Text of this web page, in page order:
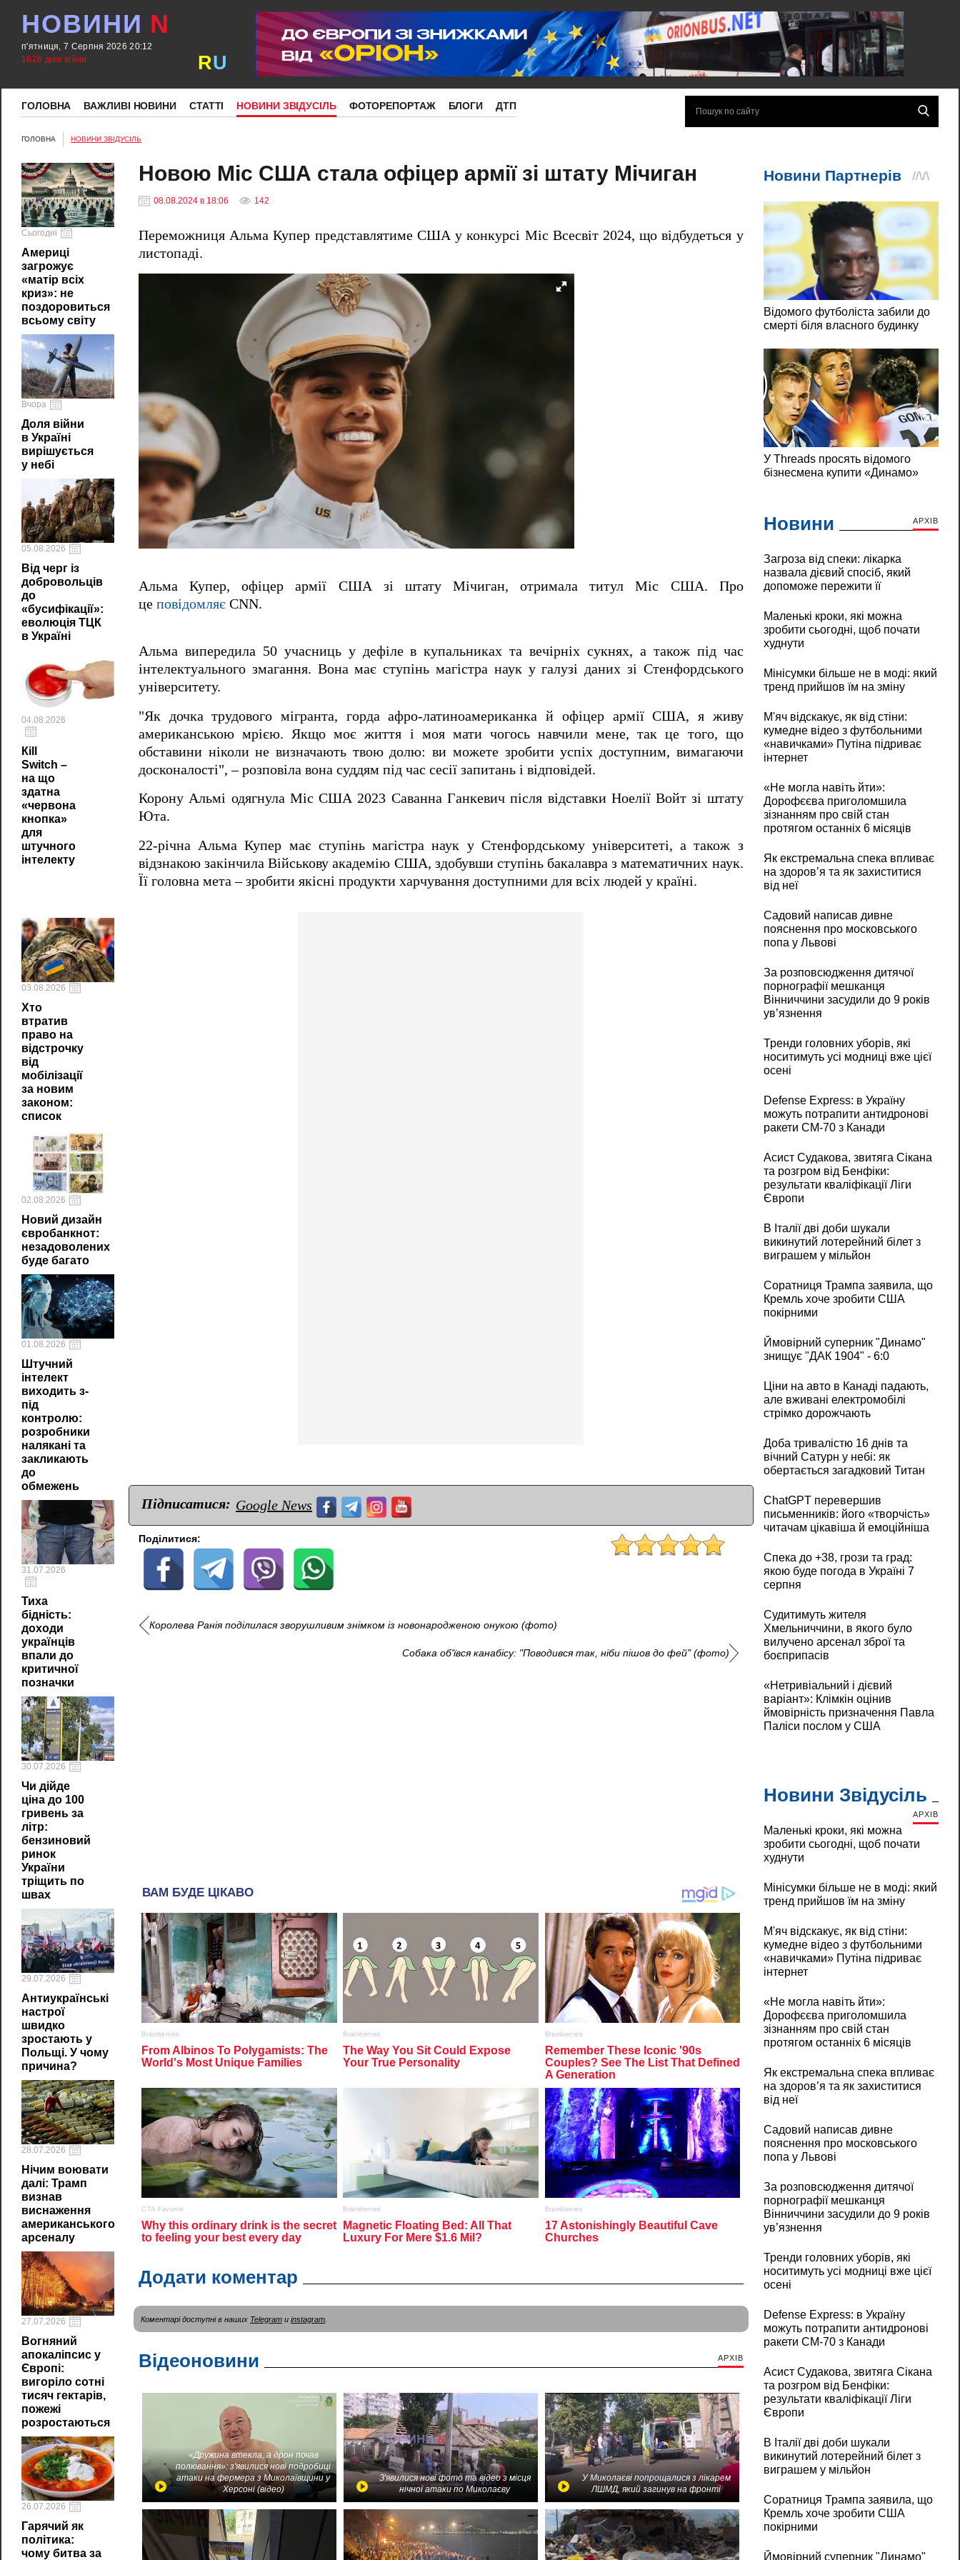
НОВИНИ N
п'ятниця, 7 Серпня 2026 20:12
1626 днів війни
RU
ГОЛОВНА ВАЖЛИВІ НОВИНИ СТАТТІ НОВИНИ ЗВІДУСІЛЬ ФОТОРЕПОРТАЖ БЛОГИ ДТП
ГОЛОВНА НОВИНИ ЗВІДУСІЛЬ
Сьогодні
Америці
загрожує
«матір всіх
криз»: не
поздоровиться
всьому світу
Вчора
Доля війни
в Україні
вирішується
у небі
05.08.2026
Від черг із
добровольців
до
«бусифікації»:
еволюція ТЦК
в Україні
04.08.2026
Кill
Switch –
на що
здатна
«червона
кнопка»
для
штучного
інтелекту
03.08.2026
Хто
втратив
право на
відстрочку
від
мобілізації
за новим
законом:
список
02.08.2026
Новий дизайн
євробанкнот:
незадоволених
буде багато
01.08.2026
Штучний
інтелект
виходить з-
під
контролю:
розробники
налякані та
закликають
до
обмежень
31.07.2026
Тиха
бідність:
доходи
українців
впали до
критичної
позначки
30.07.2026
Чи дійде
ціна до 100
гривень за
літр:
бензиновий
ринок
України
тріщить по
швах
29.07.2026
Антиукраїнські
настрої
швидко
зростають у
Польщі. У чому
причина?
28.07.2026
Нічим воювати
далі: Трамп
визнав
виснаження
американського
арсеналу
27.07.2026
Вогняний
апокаліпсис у
Європі:
вигоріло сотні
тисяч гектарів,
пожежі
розростаються
26.07.2026
Гарячий як
політика:
чому битва за
Новою Міс США стала офіцер армії зі штату Мічиган
08.08.2024 в 18:06 142
Переможниця Альма Купер представлятиме США у конкурсі Міс Всесвіт 2024, що відбудеться у
листопаді.
Альма Купер, офіцер армії США зі штату Мічиган, отримала титул Міс США. Про
це повідомляє CNN.
Альма випередила 50 учасниць у дефіле в купальниках та вечірніх сукнях, а також під час
інтелектуального змагання. Вона має ступінь магістра наук у галузі даних зі Стенфордського
університету.
"Як дочка трудового мігранта, горда афро-латиноамериканка й офіцер армії США, я живу
американською мрією. Якщо моє життя і моя мати чогось навчили мене, так це того, що
обставини ніколи не визначають твою долю: ви можете зробити успіх доступним, вимагаючи
досконалості", – розповіла вона суддям під час сесії запитань і відповідей.
Корону Альмі одягнула Міс США 2023 Саванна Ганкевич після відставки Ноелії Войт зі штату
Юта.
22-річна Альма Купер має ступінь магістра наук у Стенфордському університеті, а також з
відзнакою закінчила Військову академію США, здобувши ступінь бакалавра з математичних наук.
Її головна мета – зробити якісні продукти харчування доступними для всіх людей у країні.
Підписатися: Google News
Поділитися:
Королева Ранія поділилася зворушливим знімком із новонародженою онукою (фото)
Собака об'ївся канабісу: "Поводився так, ніби пішов до фей" (фото)
Додати коментар
Коментарі доступні в наших Telegram и instagram
Відеоновини АРХІВ
«Дружина втекла, а дрон почав
полювання»: з'явилися нові подробиці
атаки на фермера з Миколаївщини у
Херсоні (відео)
З'явилися нові фото та відео з місця
нічної атаки по Миколаєву
У Миколаєві попрощалися з лікарем
ЛШМД, який загинув на фронті
Новини АРХІВ
Загроза від спеки: лікарка
назвала дієвий спосіб, який
допоможе пережити її
Маленькі кроки, які можна
зробити сьогодні, щоб почати
худнути
Мінісумки більше не в моді: який
тренд прийшов їм на зміну
М'яч відскакує, як від стіни:
кумедне відео з футбольними
«навичками» Путіна підриває
інтернет
«Не могла навіть йти»:
Дорофєєва приголомшила
зізнанням про свій стан
протягом останніх 6 місяців
Як екстремальна спека впливає
на здоров’я та як захиститися
від неї
Садовий написав дивне
пояснення про московського
попа у Львові
За розповсюдження дитячої
порнографії мешканця
Вінниччини засудили до 9 років
ув’язнення
Тренди головних уборів, які
носитимуть усі модниці вже цієї
осені
Defense Express: в Україну
можуть потрапити антидронові
ракети CM-70 з Канади
Асист Судакова, звитяга Сікана
та розгром від Бенфіки:
результати кваліфікації Ліги
Європи
В Італії дві доби шукали
викинутий лотерейний білет з
виграшем у мільйон
Соратниця Трампа заявила, що
Кремль хоче зробити США
покірними
Ймовірний суперник "Динамо"
знищує "ДАК 1904" - 6:0
Ціни на авто в Канаді падають,
але вживані електромобілі
стрімко дорожчають
Доба тривалістю 16 днів та
вічний Сатурн у небі: як
обертається загадковий Титан
ChatGPT перевершив
письменників: його «творчість»
читачам цікавіша й емоційніша
Спека до +38, грози та град:
якою буде погода в Україні 7
серпня
Судитимуть жителя
Хмельниччини, в якого було
вилучено арсенал зброї та
боєприпасів
«Нетривіальний і дієвий
варіант»: Клімкін оцінив
ймовірність призначення Павла
Паліси послом у США
Новини Звідусіль
АРХІВ
Маленькі кроки, які можна
зробити сьогодні, щоб почати
худнути
Мінісумки більше не в моді: який
тренд прийшов їм на зміну
М'яч відскакує, як від стіни:
кумедне відео з футбольними
«навичками» Путіна підриває
інтернет
«Не могла навіть йти»:
Дорофєєва приголомшила
зізнанням про свій стан
протягом останніх 6 місяців
Як екстремальна спека впливає
на здоров’я та як захиститися
від неї
Садовий написав дивне
пояснення про московського
попа у Львові
За розповсюдження дитячої
порнографії мешканця
Вінниччини засудили до 9 років
ув’язнення
Тренди головних уборів, які
носитимуть усі модниці вже цієї
осені
Defense Express: в Україну
можуть потрапити антидронові
ракети CM-70 з Канади
Асист Судакова, звитяга Сікана
та розгром від Бенфіки:
результати кваліфікації Ліги
Європи
В Італії дві доби шукали
викинутий лотерейний білет з
виграшем у мільйон
Соратниця Трампа заявила, що
Кремль хоче зробити США
покірними
Ймовірний суперник "Динамо"